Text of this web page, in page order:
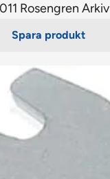
Rosengren Arkiv
Spara produkt